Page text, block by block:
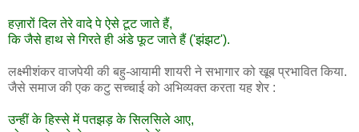
हज़ारों दिल तेरे वादे पे ऐसे टूट जाते हैं,
कि जैसे हाथ से गिरते ही अंडे फूट जाते हैं ('झंझट').
लक्ष्मीशंकर वाजपेयी की बहु-आयामी शायरी ने सभागार को खूब प्रभावित किया.
जैसे समाज की एक कटु सच्चाई को अभिव्यक्त करता यह शेर :
उन्हीं के हिस्से में पतझड़ के सिलसिले आए,